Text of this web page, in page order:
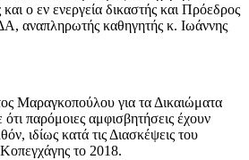
ο εν ενεργεία δικαστής και Πρόεδρος
αναπληρωτής καθηγητής κ. Ιωάννης
Μαραγκοπούλου για τα Δικαιώματα
παρόμοιες αμφισβητήσεις έχουν
ιδίως κατά τις Διασκέψεις του
το 2018.